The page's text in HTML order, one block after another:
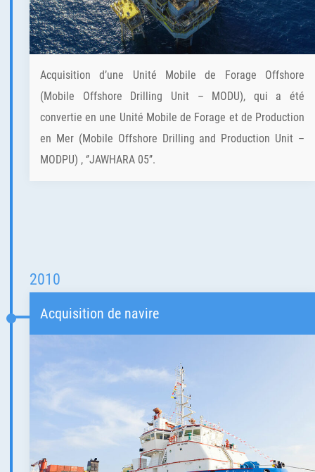
Acquisition d’une Unité Mobile de Forage Offshore
(Mobile Offshore Drilling Unit – MODU), qui a été
convertie en une Unité Mobile de Forage et de Production
en Mer (Mobile Offshore Drilling and Production Unit –
MODPU) , ‘’JAWHARA 05’’.
2010
Acquisition de navire